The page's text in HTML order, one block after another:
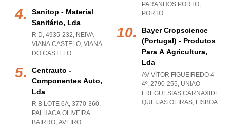
Sanitop - Material
Sanitário, Lda
R D, 4935-232, NEIVA
VIANA CASTELO, VIANA
DO CASTELO
Centrauto -
Componentes Auto,
Lda
R B LOTE 6A, 3770-360,
PALHACA OLIVEIRA
BAIRRO, AVEIRO
PARANHOS PORTO,
PORTO
Bayer Cropscience
(portugal) - Produtos
Para A Agricultura,
Lda
AV VÍTOR FIGUEIREDO 4
4º, 2790-255, UNIAO
FREGUESIAS CARNAXIDE
QUEIJAS OEIRAS, LISBOA